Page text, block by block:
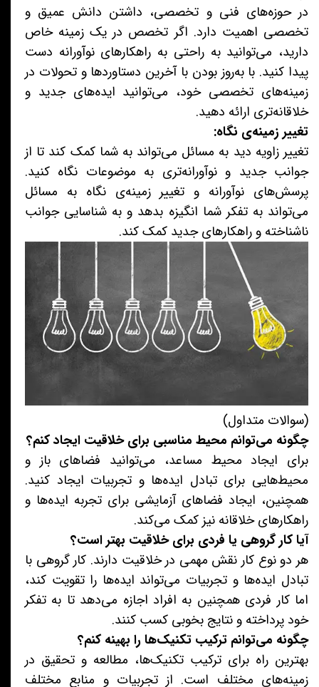
در حوزه‌های فنی و تخصصی، داشتن دانش عمیق و
تخصصی اهمیت دارد. اگر تخصص در یک زمینه خاص
دارید، می‌توانید به راحتی به راهکارهای نوآورانه دست
پیدا کنید. با به‌روز بودن با آخرین دستاوردها و تحولات در
زمینه‌های تخصصی خود، می‌توانید ایده‌های جدید و
خلاقانه‌تری ارائه دهید.
تغییر زمینه‌ی نگاه:
تغییر زاویه دید به مسائل می‌تواند به شما کمک کند تا از
جوانب جدید و نوآورانه‌تری به موضوعات نگاه کنید.
پرسش‌های نوآورانه و تغییر زمینه‌ی نگاه به مسائل
می‌تواند به تفکر شما انگیزه بدهد و به شناسایی جوانب
ناشناخته و راهکارهای جدید کمک کند.
(سوالات متداول)
چگونه می‌توانم محیط مناسبی برای خلاقیت ایجاد کنم؟
برای ایجاد محیط مساعد، می‌توانید فضاهای باز و
محیط‌هایی برای تبادل ایده‌ها و تجربیات ایجاد کنید.
همچنین، ایجاد فضاهای آزمایشی برای تجربه ایده‌ها و
راهکارهای خلاقانه نیز کمک می‌کند.
آیا کار گروهی یا فردی برای خلاقیت بهتر است؟
هر دو نوع کار نقش مهمی در خلاقیت دارند. کار گروهی با
تبادل ایده‌ها و تجربیات می‌تواند ایده‌ها را تقویت کند،
اما کار فردی همچنین به افراد اجازه می‌دهد تا به تفکر
خود پرداخته و نتایج بخوبی کسب کنند.
چگونه می‌توانم ترکیب تکنیک‌ها را بهینه کنم؟
بهترین راه برای ترکیب تکنیک‌ها، مطالعه و تحقیق در
زمینه‌های مختلف است. از تجربیات و منابع مختلف